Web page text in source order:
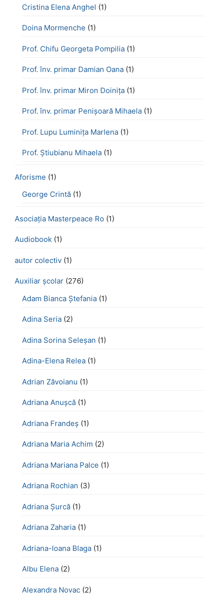
Cristina Elena Anghel (1)
Doina Mormenche (1)
Prof. Chifu Georgeta Pompilia (1)
Prof. înv. primar Damian Oana (1)
Prof. înv. primar Miron Doinița (1)
Prof. înv. primar Penișoară Mihaela (1)
Prof. Lupu Luminița Marlena (1)
Prof. Știubianu Mihaela (1)
Aforisme (1)
George Crintă (1)
Asociația Masterpeace Ro (1)
Audiobook (1)
autor colectiv (1)
Auxiliar școlar (276)
Adam Bianca Ștefania (1)
Adina Seria (2)
Adina Sorina Seleșan (1)
Adina-Elena Relea (1)
Adrian Zăvoianu (1)
Adriana Anușcă (1)
Adriana Frandeș (1)
Adriana Maria Achim (2)
Adriana Mariana Palce (1)
Adriana Rochian (3)
Adriana Șurcă (1)
Adriana Zaharia (1)
Adriana-Ioana Blaga (1)
Albu Elena (2)
Alexandra Novac (2)